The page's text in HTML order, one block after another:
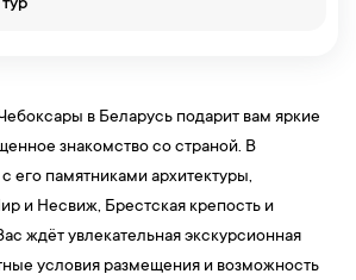
в Беларусь подарит вам яркие
знакомство со страной. В
его памятниками архитектуры,
и Несвиж, Брестская крепость и
ждёт увлекательная экскурсионная
условия размещения и возможность